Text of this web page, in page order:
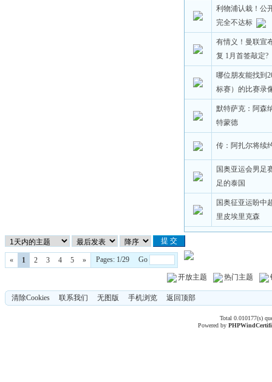
利物浦认栽！公
完全不达标
有情义！曼联宣
复 1月首签敲定?
哪位朋友能找到
标赛）的比赛录
默特萨克：阿森
特蒙德
传：阿扎尔将续
国奥亚运会男足
足的泰国
国奥征亚运盼中
里皮埃里克森
« 1 2 3 4 5 » Pages: 1/29 Go
开放主题 热门主题
清除Cookies 联系我们 无图版 手机浏览 返回顶部
Total 0.010177(s)
Powered byPHPWind